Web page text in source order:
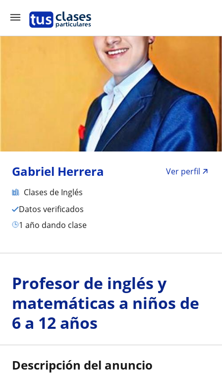
Gabriel Herrera
Ver perfil
Clases de Inglés
Datos verificados
1 año dando clase
Profesor de inglés y
matemáticas a niños de
6 a 12 años
Descripción del anuncio